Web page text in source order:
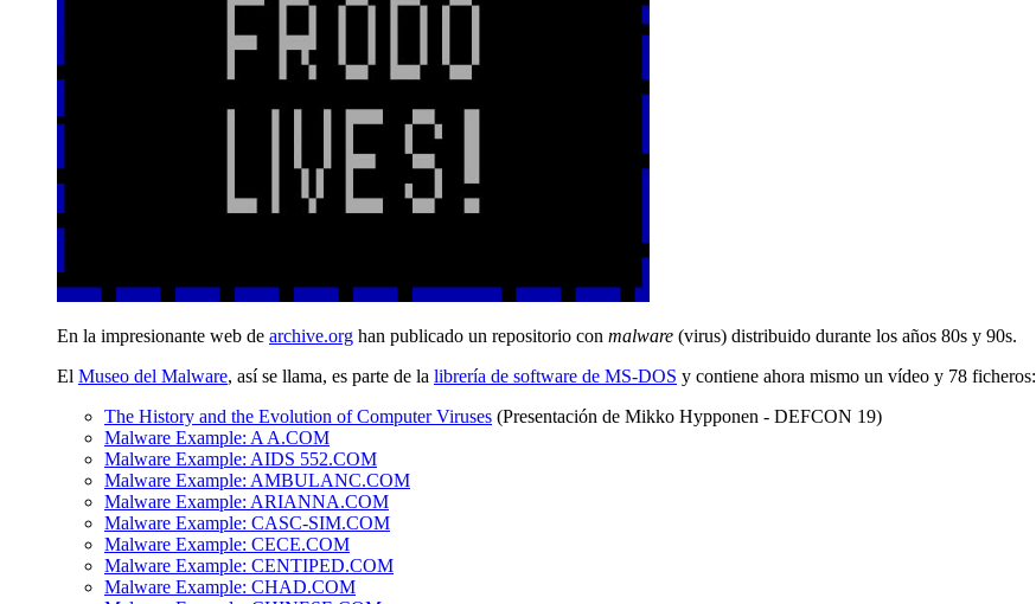
En la impresionante web de archive.org han publicado un repositorio con malware (virus) distribuido durante los años 80s y 90s.
El Museo del Malware, así se llama, es parte de la librería de software de MS-DOS y contiene ahora mismo un vídeo y 78 ficheros:
The History and the Evolution of Computer Viruses (Presentación de Mikko Hypponen - DEFCON 19)
Malware Example: A A.COM
Malware Example: AIDS 552.COM
Malware Example: AMBULANC.COM
Malware Example: ARIANNA.COM
Malware Example: CASC-SIM.COM
Malware Example: CECE.COM
Malware Example: CENTIPED.COM
Malware Example: CHAD.COM